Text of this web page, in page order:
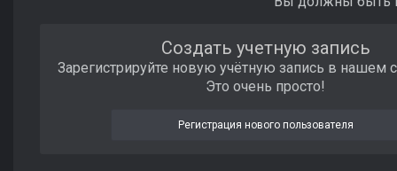
Создать учетную запись
Зарегистрируйте новую учётную запись в нашем
Это очень просто!
Регистрация нового пользователя